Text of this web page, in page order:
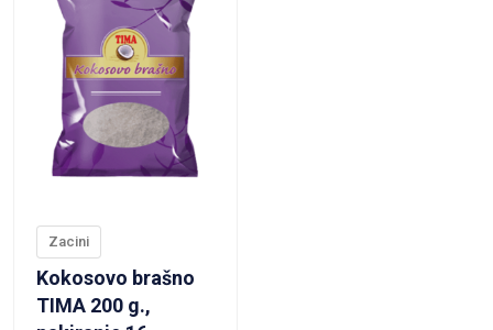
Zacini
Kokosovo brašno
TIMA 200 g.,